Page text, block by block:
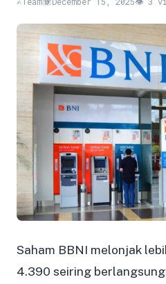
Saham BBNI melonjak
4.390 seiring